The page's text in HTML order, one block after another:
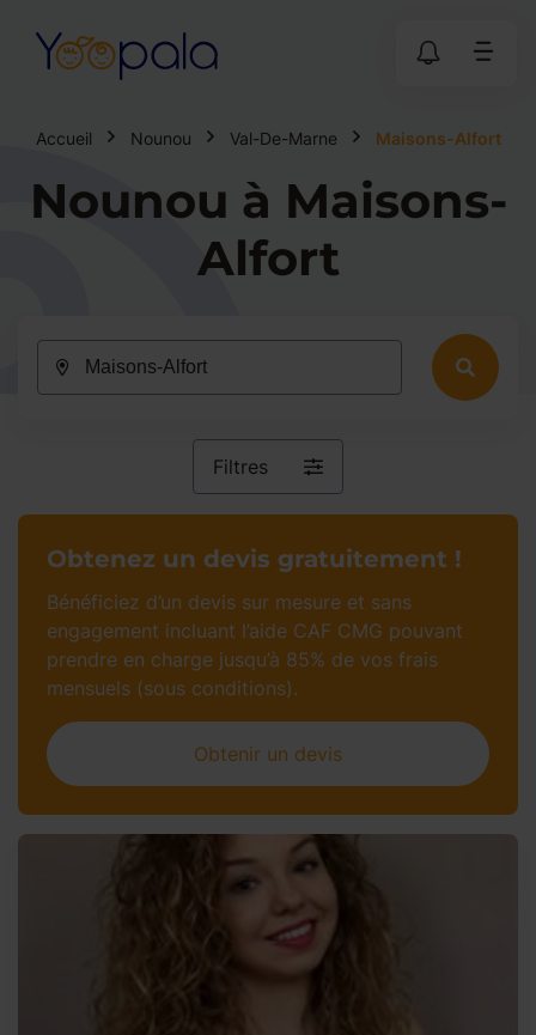
Accueil Nounou Val-De-Marne Maisons-Alfort
Nounou à Maisons-
Alfort
Filtres
Obtenez un devis gratuitement !
Bénéficiez d’un devis sur mesure et sans
engagement incluant l’aide CAF CMG pouvant
prendre en charge jusqu’à 85% de vos frais
mensuels (sous conditions).
Obtenir un devis